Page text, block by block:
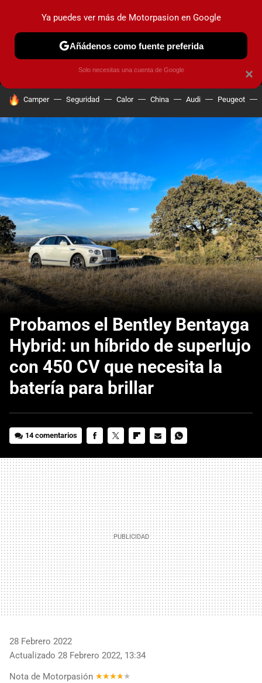
MENÚ NUEVO
COCHES ELÉCTRICOS OBSERVATORIO
HOY SE HABLA DE
Camper Seguridad Calor China Audi Peugeot
Probamos el Bentley Bentayga
Hybrid: un híbrido de superlujo
con 450 CV que necesita la
batería para brillar
14 comentarios
MAIL
28 Febrero 2022
Actualizado 28 Febrero 2022, 13:34
Nota de Motorpasión
×
Ya puedes ver más de Motorpasion en Google
Añádenos como fuente preferida
Solo necesitas una cuenta de Google